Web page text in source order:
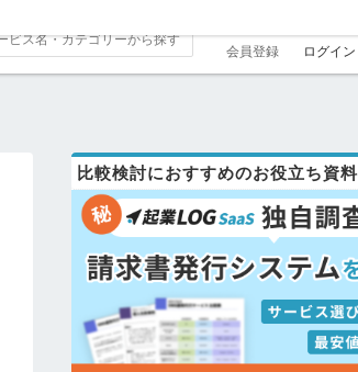
会員登録 ログイン
比較検討におすすめのお役立ち資料